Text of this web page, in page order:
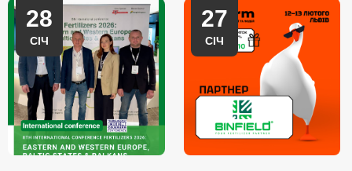
28
СІЧ
27
СІЧ